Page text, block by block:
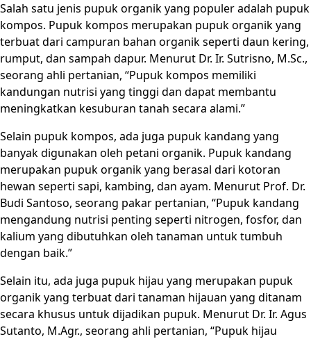
Salah satu jenis pupuk organik yang populer adalah pupuk
kompos. Pupuk kompos merupakan pupuk organik yang
terbuat dari campuran bahan organik seperti daun kering,
rumput, dan sampah dapur. Menurut Dr. Ir. Sutrisno, M.Sc.,
seorang ahli pertanian, “Pupuk kompos memiliki
kandungan nutrisi yang tinggi dan dapat membantu
meningkatkan kesuburan tanah secara alami.”
Selain pupuk kompos, ada juga pupuk kandang yang
banyak digunakan oleh petani organik. Pupuk kandang
merupakan pupuk organik yang berasal dari kotoran
hewan seperti sapi, kambing, dan ayam. Menurut Prof. Dr.
Budi Santoso, seorang pakar pertanian, “Pupuk kandang
mengandung nutrisi penting seperti nitrogen, fosfor, dan
kalium yang dibutuhkan oleh tanaman untuk tumbuh
dengan baik.”
Selain itu, ada juga pupuk hijau yang merupakan pupuk
organik yang terbuat dari tanaman hijauan yang ditanam
secara khusus untuk dijadikan pupuk. Menurut Dr. Ir. Agus
Sutanto, M.Agr., seorang ahli pertanian, “Pupuk hijau